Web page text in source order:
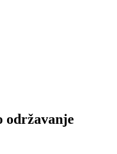
održavanje